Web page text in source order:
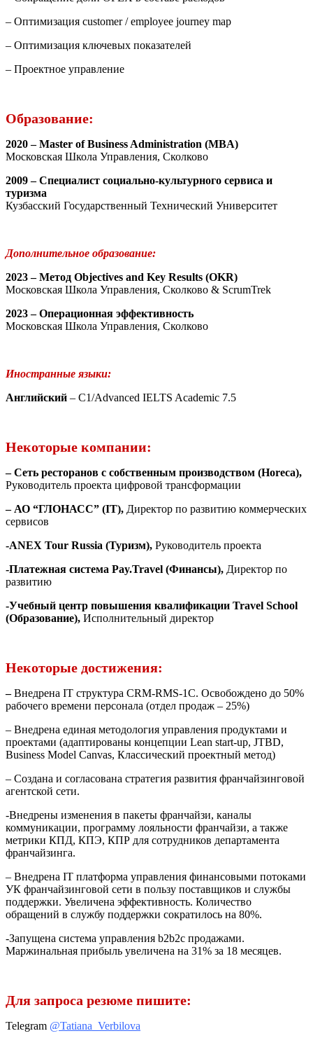
– Оптимизация customer / employee journey map
– Оптимизация ключевых показателей
– Проектное управление
Образование:
2020 – Master of Business Administration (MBA)
Московская Школа Управления, Сколково
2009 – Специалист социально-культурного сервиса и
туризма
Кузбасский Государственный Технический Университет
Дополнительное образование:
2023 – Метод Objectives and Key Results (OKR)
Московская Школа Управления, Сколково & ScrumTrek
2023 – Операционная эффективность
Московская Школа Управления, Сколково
Иностранные языки:
Английский – С1/Advanced IELTS Academic 7.5
Некоторые компании:
– Сеть ресторанов с собственным производством (Horeca),
Руководитель проекта цифровой трансформации
– АО “ГЛОНАСС” (IT), Директор по развитию коммерческих
сервисов
-ANEX Tour Russia (Туризм), Руководитель проекта
-Платежная система Pay.Travel (Финансы), Директор по
развитию
-Учебный центр повышения квалификации Travel School
(Образование), Исполнительный директор
Некоторые достижения:
–Внедрена IT структура CRM-RMS-1С. Освобождено до 50%
рабочего времени персонала (отдел продаж – 25%)
– Внедрена единая методология управления продуктами и
проектами (адаптированы концепции Lean start-up, JTBD,
Business Model Canvas, Классический проектный метод)
– Создана и согласована стратегия развития франчайзинговой
агентской сети.
-Внедрены изменения в пакеты франчайзи, каналы
коммуникации, программу лояльности франчайзи, а также
метрики КПД, КПЭ, КПР для сотрудников департамента
франчайзинга.
– Внедрена IT платформа управления финансовыми потоками
УК франчайзинговой сети в пользу поставщиков и службы
поддержки. Увеличена эффективность. Количество
обращений в службу поддержки сократилось на 80%.
-Запущена система управления b2b2c продажами.
Маржинальная прибыль увеличена на 31% за 18 месяцев.
Для запроса резюме пишите:
Telegram @Tatiana_Verbilova